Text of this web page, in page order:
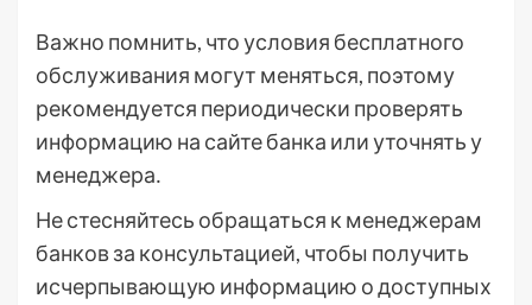
Важно помнить, что условия бесплатного
обслуживания могут меняться, поэтому
рекомендуется периодически проверять
информацию на сайте банка или уточнять у
менеджера․
Не стесняйтесь обращаться к менеджерам
банков за консультацией, чтобы получить
исчерпывающую информацию о доступных